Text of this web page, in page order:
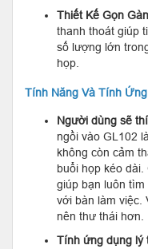
Thiết Kế Gọn
thanh thoát giúp
số lượng lớn
họp.
Tính Năng Và Tính
Người dùng sẽ
ngồi vào GL102
không còn cảm
buổi họp kéo
giúp bạn luôn
với bàn làm việc.
nên thư thái hơn.
Tính ứng dụng lý